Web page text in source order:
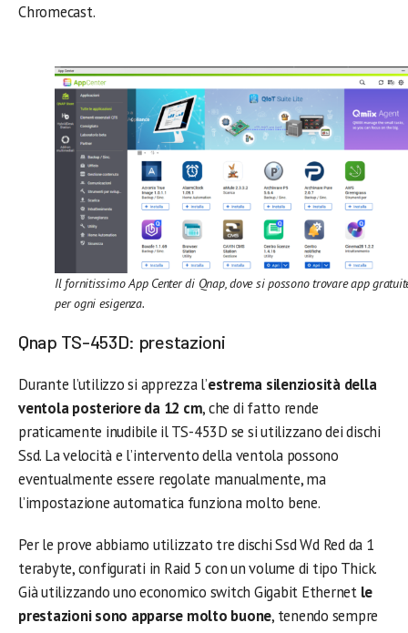
Chromecast.
Il fornitissimo App Center di Qnap, dove si possono trovare app
per ogni esigenza.
Qnap TS-453D: prestazioni
Durante l’utilizzo si apprezza l’estrema silenziosità della
ventola posteriore da 12 cm, che di fatto rende
praticamente inudibile il TS-453D se si utilizzano dei dischi
Ssd. La velocità e l’intervento della ventola possono
eventualmente essere regolate manualmente, ma
l’impostazione automatica funziona molto bene.
Per le prove abbiamo utilizzato tre dischi Ssd Wd Red da 1
terabyte, configurati in Raid 5 con un volume di tipo Thick.
Già utilizzando uno economico switch Gigabit Ethernet le
prestazioni sono apparse molto buone, tenendo sempre